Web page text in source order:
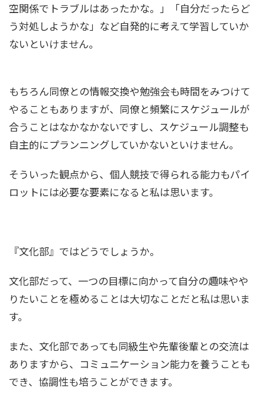
空関係でトラブルはあったかな。」「自分だったらど
う対処しようかな」など自発的に考えて学習していか
ないといけません。
もちろん同僚との情報交換や勉強会も時間をみつけて
やることもありますが、同僚と頻繁にスケジュールが
合うことはなかなかないですし、スケジュール調整も
自主的にプランニングしていかないといけません。
そういった観点から、個人競技で得られる能力もパイ
ロットには必要な要素になると私は思います。
『文化部』ではどうでしょうか。
文化部だって、一つの目標に向かって自分の趣味やや
りたいことを極めることは大切なことだと私は思いま
す。
また、文化部であっても同級生や先輩後輩との交流は
ありますから、コミュニケーション能力を養うことも
でき、協調性も培うことができます。